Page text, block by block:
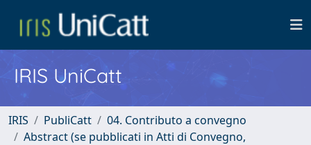
IRIS UniCatt
IRIS PubliCatt
04. Contributo a convegno
Abstract (se pubblicati in Atti di Convegno,